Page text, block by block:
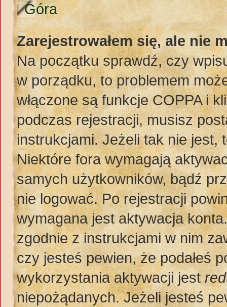
Góra
Zarejestrowałem się, ale nie
Na początku sprawdź, czy
w porządku, to problemem
włączone są funkcje COPPA i
podczas rejestracji, musisz
instrukcjami. Jeżeli tak nie jest,
Niektóre fora wymagają
samych użytkowników, bądź
nie logować. Po rejestracji
wymagana jest aktywacja
zgodnie z instrukcjami w nim
czy jesteś pewien, że podałeś
wykorzystania aktywacji jest
niepożądanych. Jeżeli jesteś